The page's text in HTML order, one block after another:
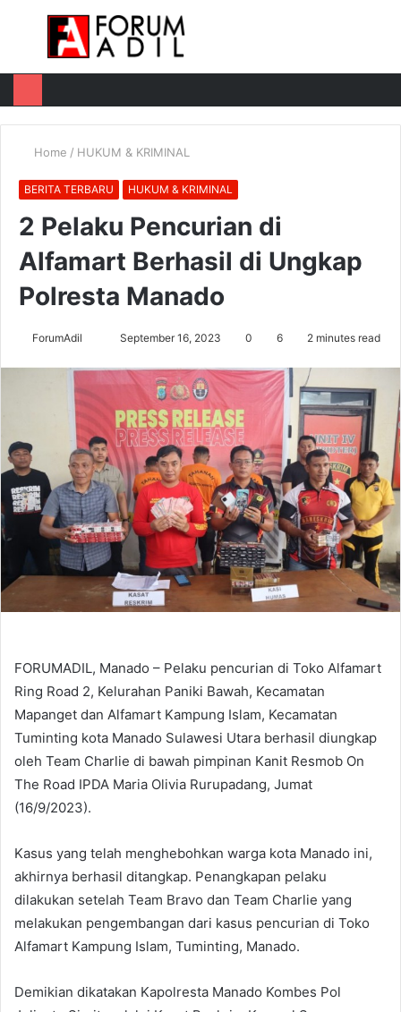
Menu
Home / HUKUM & KRIMINAL
BERITA TERBARU HUKUM & KRIMINAL
2 Pelaku Pencurian di
Alfamart Berhasil di Ungkap
Polresta Manado
ForumAdil September 16, 2023 0 6 2 minutes read
FORUMADIL, Manado – Pelaku pencurian di Toko Alfamart
Ring Road 2, Kelurahan Paniki Bawah, Kecamatan
Mapanget dan Alfamart Kampung Islam, Kecamatan
Tuminting kota Manado Sulawesi Utara berhasil diungkap
oleh Team Charlie di bawah pimpinan Kanit Resmob On
The Road IPDA Maria Olivia Rurupadang, Jumat
(16/9/2023).
Kasus yang telah menghebohkan warga kota Manado ini,
akhirnya berhasil ditangkap. Penangkapan pelaku
dilakukan setelah Team Bravo dan Team Charlie yang
melakukan pengembangan dari kasus pencurian di Toko
Alfamart Kampung Islam, Tuminting, Manado.
Demikian dikatakan Kapolresta Manado Kombes Pol